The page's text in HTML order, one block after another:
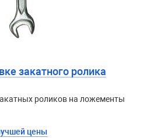
закатного ролика
роликов на ложементы
цены